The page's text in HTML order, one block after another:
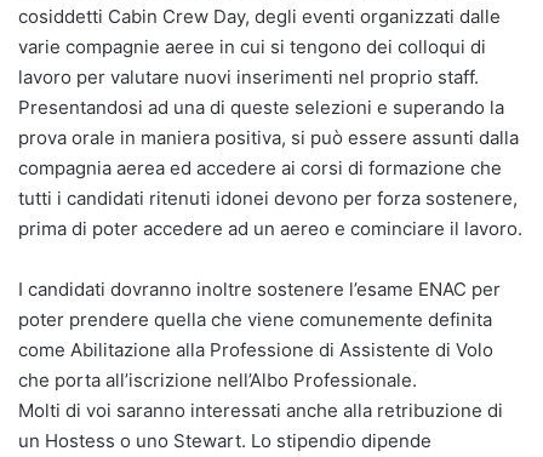
cosiddetti Cabin Crew Day, degli eventi organizzati dalle
varie compagnie aeree in cui si tengono dei colloqui di
lavoro per valutare nuovi inserimenti nel proprio staff.
Presentandosi ad una di queste selezioni e superando la
prova orale in maniera positiva, si può essere assunti dalla
compagnia aerea ed accedere ai corsi di formazione che
tutti i candidati ritenuti idonei devono per forza sostenere,
prima di poter accedere ad un aereo e cominciare il lavoro.
I candidati dovranno inoltre sostenere l’esame ENAC per
poter prendere quella che viene comunemente definita
come Abilitazione alla Professione di Assistente di Volo
che porta all’iscrizione nell’Albo Professionale.
Molti di voi saranno interessati anche alla retribuzione di
un Hostess o uno Stewart. Lo stipendio dipende